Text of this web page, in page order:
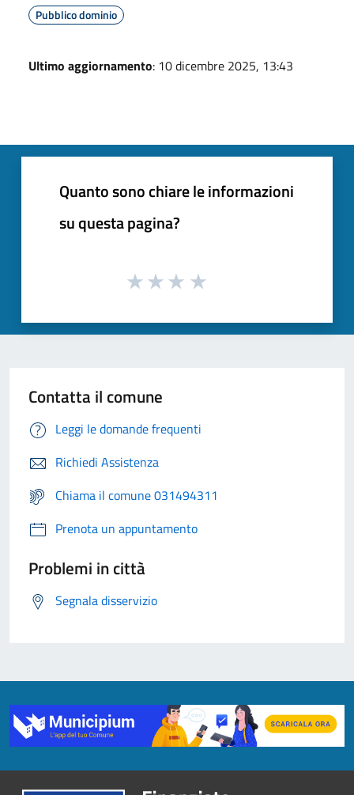
Pubblico dominio
Ultimo aggiornamento: 10 dicembre 2025, 13:43
Quanto sono chiare le informazioni
su questa pagina?
Contatta il comune
Leggi le domande frequenti
Richiedi Assistenza
Chiama il comune 031494311
Prenota un appuntamento
Problemi in città
Segnala disservizio